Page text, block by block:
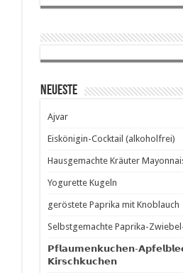
Neueste
Ajvar
Eiskönigin-Cocktail (alkoholfrei)
Hausgemachte Kräuter
Yogurette Kugeln
geröstete Paprika mit Knoblauch
Selbstgemachte Paprika-
𝗣𝗳𝗹𝗮𝘂𝗺𝗲𝗻𝗸𝘂𝗰𝗵𝗲𝗻-
𝗞𝗶𝗿𝘀𝗰𝗵𝗸𝘂𝗰𝗵𝗲𝗻